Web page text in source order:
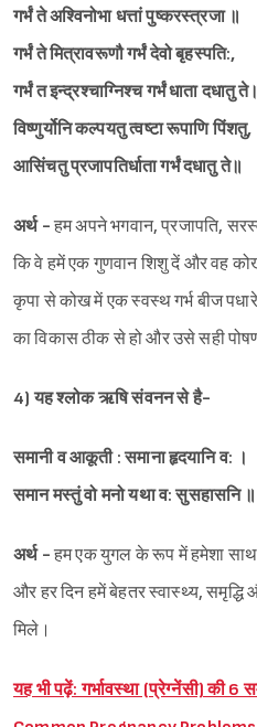
गर्भं ते अश्‍विनोभा धत्तां पुष्करस्त्रजा ॥
गर्भं ते मित्रावरूणौ गर्भं देवो बृहस्पति:,
गर्भं त इन्द्रश्‍चाग्निश्‍च गर्भं धाता दधातु
विष्णुर्योनि कल्पयतु त्वष्टा रूपाणि पिंशतु,
आसिंचतु प्रजापतिर्धाता गर्भं दधातु ते॥
अर्थ - हम अपने भगवान, प्रजापति,
कि वे हमें एक गुणवान शिशु दें और वह
कृपा से कोख में एक स्वस्थ गर्भ बीज
का विकास ठीक से हो और उसे सही
4) यह श्‍लोक ऋषि संवनन से है-
समानी व आकूती : समाना हृदयानि व: ।
समान मस्तुं वो मनो यथा व: सुसहासनि ॥
अर्थ - हम एक युगल के रूप में हमेशा साथ
और हर दिन हमें बेहतर स्वास्थ्य, समृद्धि
मिले।
यह भी पढ़ें: गर्भावस्था (प्रेग्नेंसी) की